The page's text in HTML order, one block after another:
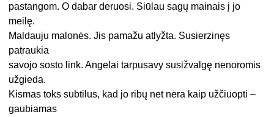
pastangom. O dabar deruosi. Siūlau sagų mainais į jo
meilę.
Maldauju malonės. Jis pamažu atlyžta. Susierzinęs
patraukia
savojo sosto link. Angelai tarpusavy susižvalgę nenoromis
užgieda.
Kismas toks subtilus, kad jo ribų net nėra kaip užčiuopti –
gaubiamas